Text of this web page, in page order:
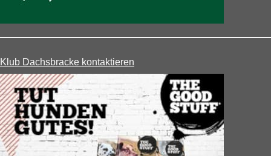
Klub Dachsbracke kontaktieren